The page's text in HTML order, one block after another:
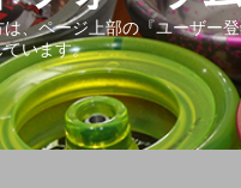
、ページ上部の『ユーザー
ています。